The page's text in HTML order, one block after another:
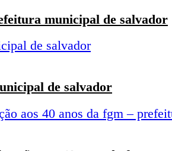
municipal de salvador
de salvador